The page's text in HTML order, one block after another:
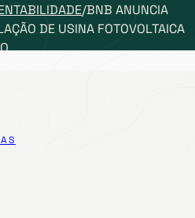
/BNB ANUNCIA
DE USINA FOTOVOLTAICA